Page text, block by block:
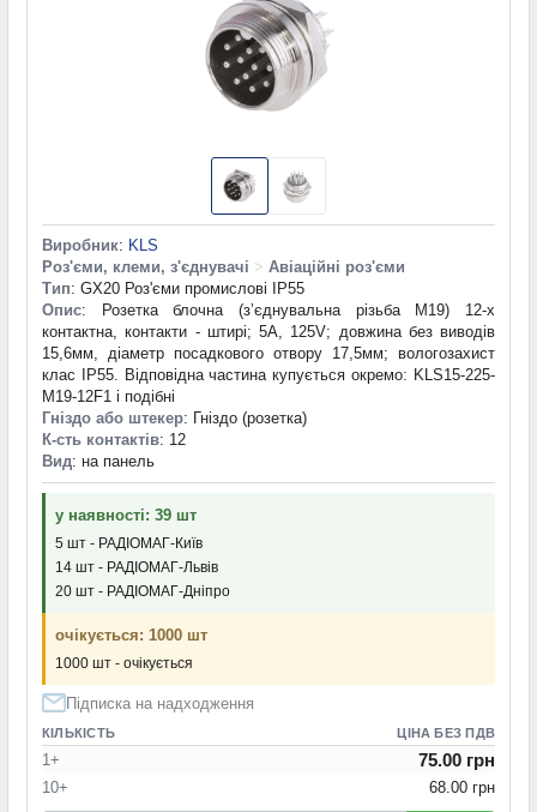
Виробник: KLS
Роз'єми, клеми, з'єднувачі > Авіаційні роз'єми
Тип: GX20 Роз'єми промислові IP55
Опис: Розетка блочна (з’єднувальна різьба М19) 12-х
контактна, контакти - штирі; 5А, 125V; довжина без виводів
15,6мм, діаметр посадкового отвору 17,5мм; вологозахист
клас IP55. Відповідна частина купується окремо: KLS15-225-
M19-12F1 і подібні
Гніздо або штекер: Гніздо (розетка)
К-сть контактів: 12
Вид: на панель
у наявності: 39 шт
5 шт - РАДІОМАГ-Київ
14 шт - РАДІОМАГ-Львів
20 шт - РАДІОМАГ-Дніпро
очікується: 1000 шт
1000 шт - очікується
Підписка на надходження
КІЛЬКІСТЬ ЦІНА БЕЗ ПДВ
1+ 75.00 грн
10+ 68.00 грн